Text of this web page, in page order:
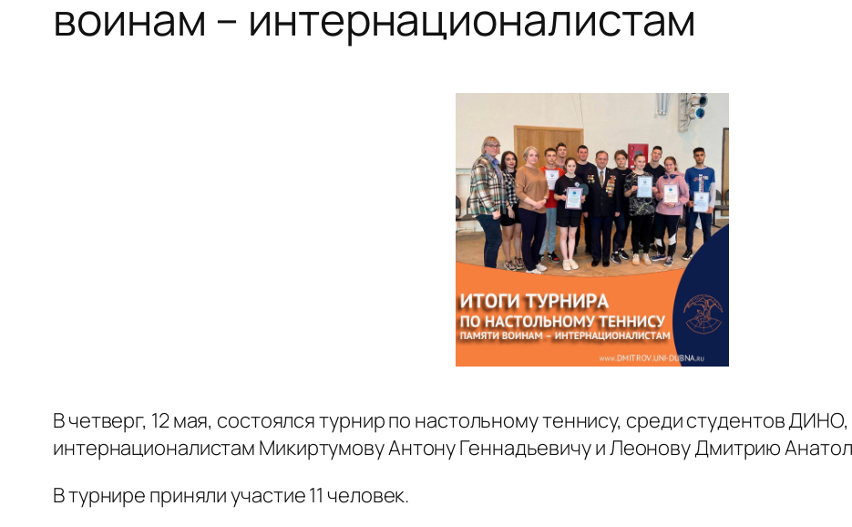
воинам – интернационалистам
В четверг, 12 мая, состоялся турнир по настольному теннису, среди студентов
интернационалистам Микиртумову Антону Геннадьевичу и Леонову Дмитрию
В турнире приняли участие 11 человек.